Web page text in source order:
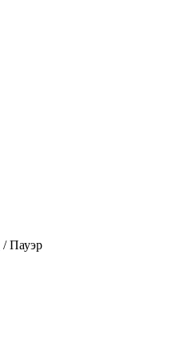
/ Пауэр